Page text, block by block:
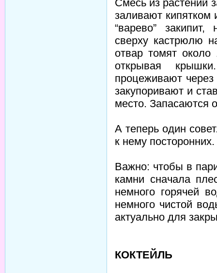
Смесь из растений
заливают кипятком
“варево”
сверху кастрюлю
отвар томят
открывая
процеживают
закупоривают и
место. Запасаются
А теперь один
к нему посторонних.
Важно: чтобы в
камни сначала
немного горячей
немного чистой
актуально для
КОКТЕЙЛЬ